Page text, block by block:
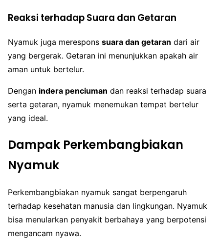
Reaksi terhadap Suara dan Getaran
Nyamuk juga merespons suara dan getaran dari air
yang bergerak. Getaran ini menunjukkan apakah air
aman untuk bertelur.
Dengan indera penciuman dan reaksi terhadap suara
serta getaran, nyamuk menemukan tempat bertelur
yang ideal.
Dampak Perkembangbiakan
Nyamuk
Perkembangbiakan nyamuk sangat berpengaruh
terhadap kesehatan manusia dan lingkungan. Nyamuk
bisa menularkan penyakit berbahaya yang berpotensi
mengancam nyawa.